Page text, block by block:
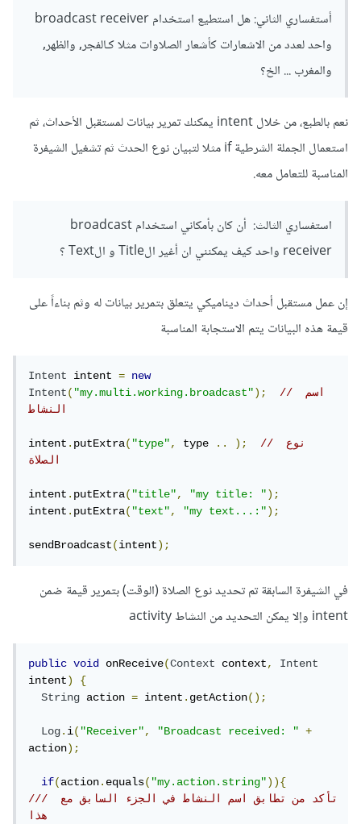
أستفساري الثاني: هل استطيع استخدام broadcast receiver
واحد لعدد من الاشعارات كأشعار الصلاوات مثلا كـالفجر, والظهر,
والمغرب ... الخ؟
نعم بالطبع، من خلال intent يمكنك تمرير بيانات لمستقبل الأحداث، ثم
استعمال الجملة الشرطية if مثلا لتبيان نوع الحدث ثم تشغيل الشيفرة
المناسبة للتعامل معه.
استفساري الثالث: أن كان بأمكاني استخدام broadcast
receiver واحد كيف يمكنني ان أغير الTitle و الText ؟
إن عمل مستقبل أحداث ديناميكي يتعلق بتمرير بيانات له وثم بناءاً على
قيمة هذه البيانات يتم الاستجابة المناسبة
Intent intent =
new
Intent("my.multi.working.broadcast");
// اسم
النشاط
intent.putExtra("type", type .. );
// نوع
الصلاة
intent.putExtra("title", "my title: ");
intent.putExtra("text", "my text...:");
sendBroadcast(intent);
في الشيفرة السابقة تم تحديد نوع الصلاة (الوقت) بتمرير قيمة ضمن
intent وإلا يمكن التحديد من النشاط activity
public void onReceive(Context context,
Intent
intent)
{
String action = intent.getAction();
Log.i("Receiver", "Broadcast received: "
+
action);
if(action.equals("my.action.string")){
/// تأكد من تطابق اسم النشاط في الجزء السابق مع
هذا